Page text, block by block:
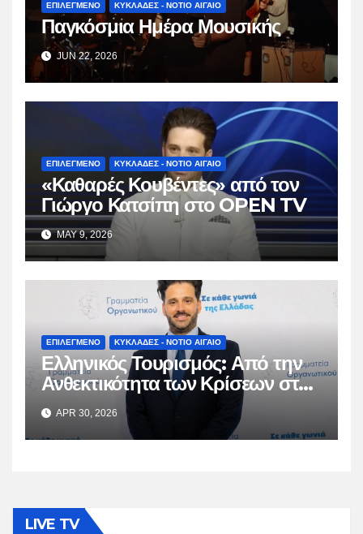
ΕΠΙΛΕΓΜΕΝΟ ΚΥΚΛΑΔΕΣ - ΝΟΤΙΟ ΑΙΓΑΙΟ
Παγκόσμια Ημέρα Μουσικής
JUN 22, 2026
ΕΠΙΛΕΓΜΕΝΟ ΚΥΚΛΑΔΕΣ - ΝΟΤΙΟ ΑΙΓΑΙΟ
«Καθαρές Κουβέντες» από τον
Γιώργο Κατσίπη στο OPEN TV
MAY 9, 2026
ΕΠΙΛΕΓΜΕΝΟ ΚΥΚΛΑΔΕΣ - ΝΟΤΙΟ ΑΙΓΑΙΟ
Ελληνικός Τουρισμός: Από την
Ανθεκτικότητα των Κρίσεων στη
Βιώσιμη Ωρίμαση
APR 30, 2026
LIVE TV